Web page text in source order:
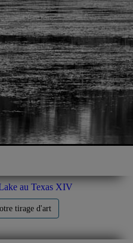
au Texas XIV
tirage d'art